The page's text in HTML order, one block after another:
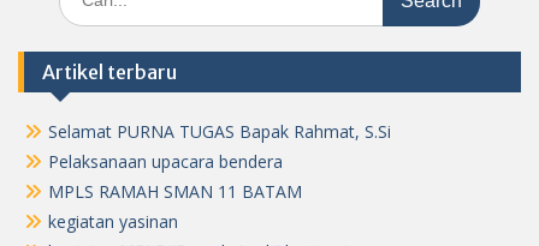
for:
Artikel terbaru
Selamat PURNA TUGAS Bapak Rahmat, S.Si
Pelaksanaan upacara bendera
MPLS RAMAH SMAN 11 BATAM
kegiatan yasinan